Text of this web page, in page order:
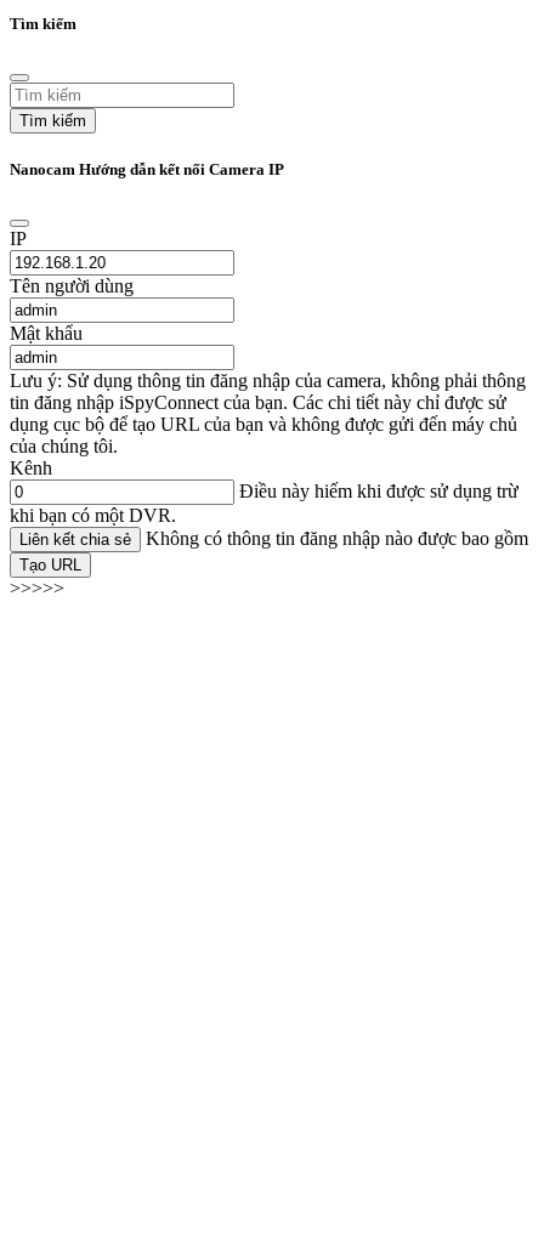
Tìm kiếm
Tìm kiếm
Nanocam Hướng dẫn kết nối Camera IP
IP
Tên người dùng
Mật khẩu
Lưu ý: Sử dụng thông tin đăng nhập của camera, không phải thông
tin đăng nhập iSpyConnect của bạn. Các chi tiết này chỉ được sử
dụng cục bộ để tạo URL của bạn và không được gửi đến máy chủ
của chúng tôi.
Kênh
Điều này hiếm khi được sử dụng trừ
khi bạn có một DVR.
Liên kết chia sẻ Không có thông tin đăng nhập nào được bao gồm
Tạo URL
>>>>>